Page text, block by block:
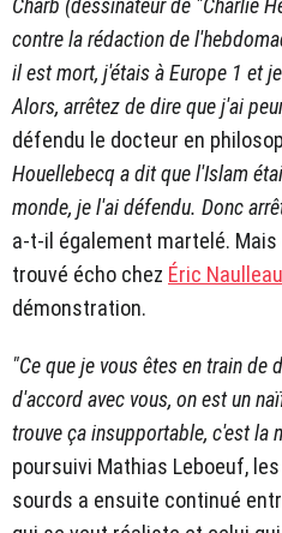
Charb (dessinateur de "Charlie
contre la rédaction de
il est mort, j'étais à Europe 1 et
Alors, arrêtez de dire que j'ai
défendu le docteur en
Houellebecq a dit que l'Islam
monde, je l'ai défendu. Donc
a-t-il également martelé.
trouvé écho chez Éric Naulleau
démonstration.
"Ce que je vous êtes en train de
d'accord avec vous, on est un
trouve ça insupportable, c'est la
poursuivi Mathias Leboeuf,
sourds a ensuite continué